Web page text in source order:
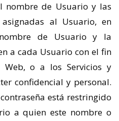
nombre de Usuario y las
asignadas al Usuario, en
de Usuario y la
a cada Usuario con el fin
o a los Servicios y
confidencial y personal.
está restringido
a quien este nombre o